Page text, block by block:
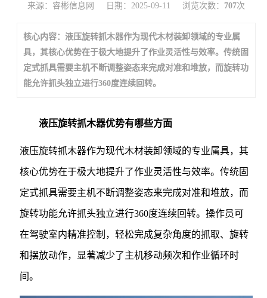
来源：睿彬信息网 日期：2025-09-11 浏览次数： 707次
核心内容：液压旋转抓木器作为现代木材装卸领域的专业属
具，其核心优势在于极大地提升了作业灵活性与效率。传统固
定式抓具需要主机不断调整姿态来完成对准和堆放，而旋转功
能允许抓头独立进行360度连续回转。
液压旋转抓木器优势有哪些方面
液压旋转抓木器作为现代木材装卸领域的专业属具，其
核心优势在于极大地提升了作业灵活性与效率。传统固
定式抓具需要主机不断调整姿态来完成对准和堆放，而
旋转功能允许抓头独立进行360度连续回转。操作员可
在驾驶室内精准控制，轻松完成复杂角度的抓取、旋转
和摆放动作，显著减少了主机移动频次和作业循环时
间。